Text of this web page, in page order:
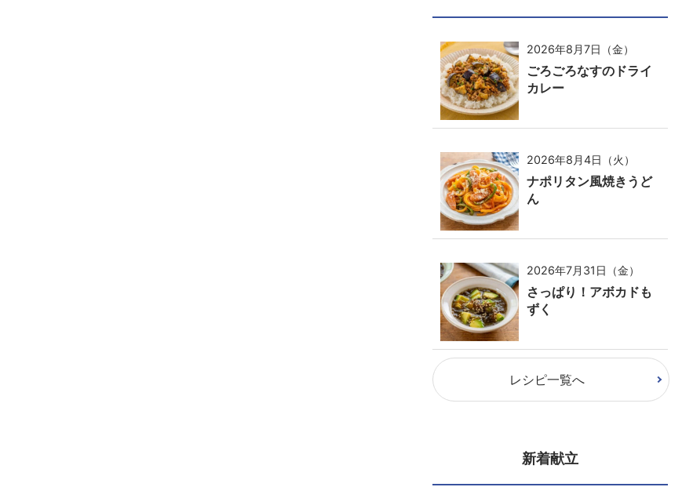
2026年8月7日（金）
ごろごろなすのドライ
カレー
2026年8月4日（火）
ナポリタン風焼きうど
ん
2026年7月31日（金）
さっぱり！アボカドも
ずく
レシピ一覧へ
新着献立